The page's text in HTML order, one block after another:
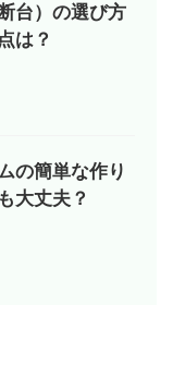
台）の選び方
は？
の簡単な作り
大丈夫？